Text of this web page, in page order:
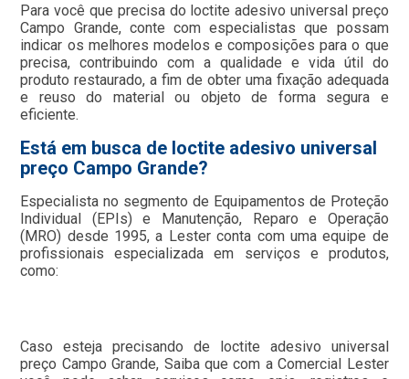
Para você que precisa do loctite adesivo universal preço
Campo Grande, conte com especialistas que possam
indicar os melhores modelos e composições para o que
precisa, contribuindo com a qualidade e vida útil do
produto restaurado, a fim de obter uma fixação adequada
e reuso do material ou objeto de forma segura e
eficiente.
Está em busca de loctite adesivo universal
preço Campo Grande?
Especialista no segmento de Equipamentos de Proteção
Individual (EPIs) e Manutenção, Reparo e Operação
(MRO) desde 1995, a Lester conta com uma equipe de
profissionais especializada em serviços e produtos,
como:
Caso esteja precisando de loctite adesivo universal
preço Campo Grande, Saiba que com a Comercial Lester